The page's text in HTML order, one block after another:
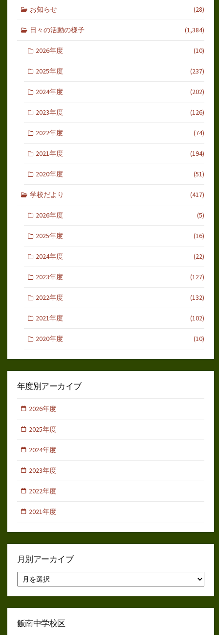
お知らせ (28)
日々の活動の様子 (1,384)
2026年度 (10)
2025年度 (237)
2024年度 (202)
2023年度 (126)
2022年度 (74)
2021年度 (194)
2020年度 (51)
学校だより (417)
2026年度 (5)
2025年度 (16)
2024年度 (22)
2023年度 (127)
2022年度 (132)
2021年度 (102)
2020年度 (10)
年度別アーカイブ
2026年度
2025年度
2024年度
2023年度
2022年度
2021年度
月別アーカイブ
別
ア
イ
飯南中学校区